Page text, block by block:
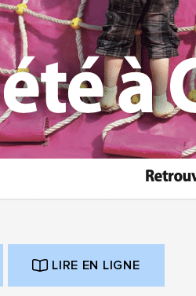
DANS UN NOUVEL ONGLET)
LIRE EN LIGNE